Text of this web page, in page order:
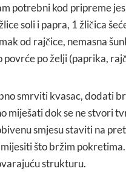
potrebni kod pripreme
soli i papra, 1 žličica
od rajčice, nemasna
po želji (paprika,
smrviti kvasac, dodati
miješati dok se ne stvori
smjesu staviti na
što bržim
strukturu.